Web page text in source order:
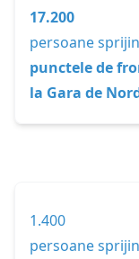
17.200
persoane
punctele de
la Gara de
1.400
persoane